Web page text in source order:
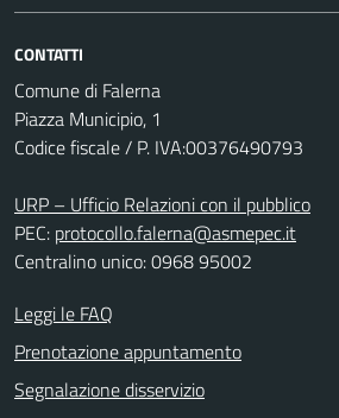
CONTATTI
Comune di Falerna
Piazza Municipio, 1
Codice fiscale / P. IVA:00376490793
URP – Ufficio Relazioni con il pubblico
PEC: protocollo.falerna@asmepec.it
Centralino unico: 0968 95002
Leggi le FAQ
Prenotazione appuntamento
Segnalazione disservizio